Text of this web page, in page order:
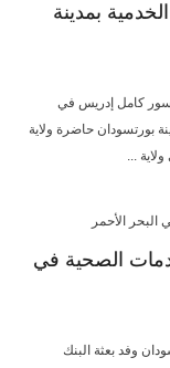
بمدينة
كامل إدريس في
بورتسودان حاضرة ولاية
...
الصحية في
وفد بعثة البنك